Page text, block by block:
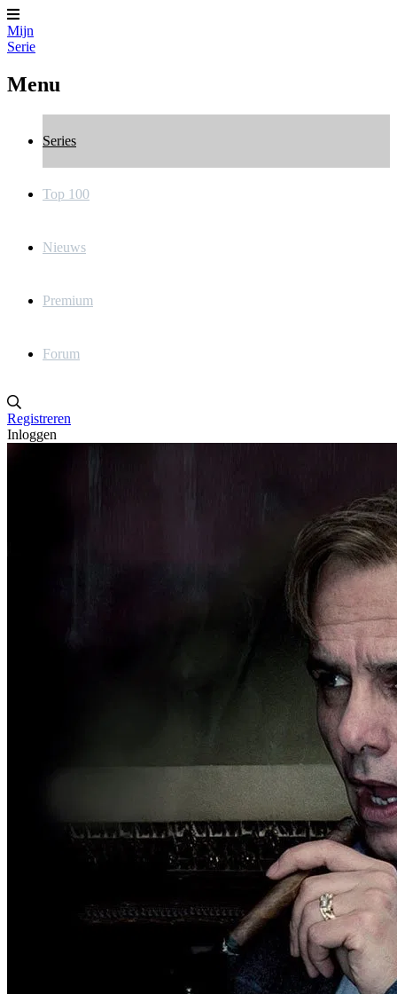
Mijn
Serie
Menu
Series
Top 100
Nieuws
Premium
Forum
Registreren
Inloggen